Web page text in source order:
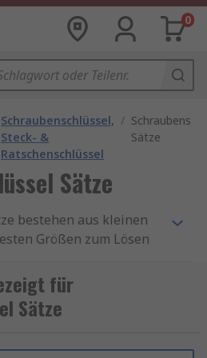
0
Schraubenschlüssel,
Steck- &
Ratschenschlüssel
/
Sätze
Sätze
bestehen aus kleinen
Größen zum Lösen
werden als Satz mit
Diese Sätze
für
Sätze